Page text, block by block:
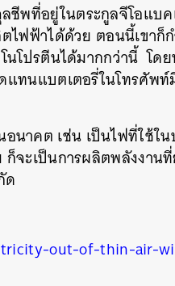
ชีพที่อยู่ในตระกูลจีโอแบค
ไฟฟ้าได้ด้วย ตอนนี้เขาก็
นโปรตีนได้มากกว่านี้ โด
แทนแบตเตอรี่ในโทรศัพท์
อนาคต เช่น เป็นไฟที่ใช้ใ
ก็จะเป็นการผลิตพลังงาน
ด
out-of-thin-air-